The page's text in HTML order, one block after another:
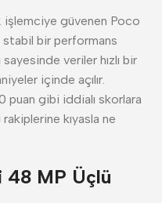
güvenen Poco
stabil bir performans
veriler hızlı bir
içinde açılır.
gibi iddialı skorlara
kıyasla ne
48 MP Üçlü